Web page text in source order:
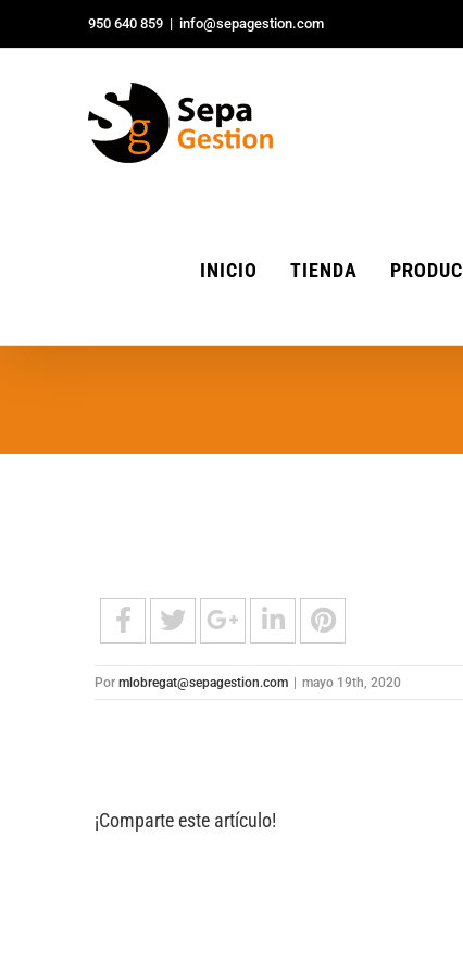
al
950 640 859 | info@sepagestion.com
INICIO TIENDA
Por mlobregat@sepagestion.com mayo 19th, 2020
¡Comparte este artículo!